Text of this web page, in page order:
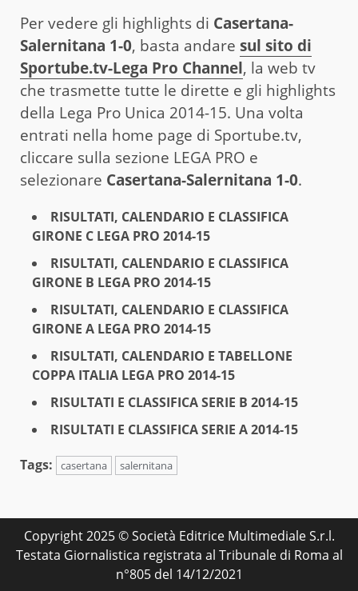
Per vedere gli highlights di Casertana-
Salernitana 1-0, basta andare sul sito di
Sportube.tv-Lega Pro Channel, la web tv
che trasmette tutte le dirette e gli highlights
della Lega Pro Unica 2014-15. Una volta
entrati nella home page di Sportube.tv,
cliccare sulla sezione LEGA PRO e
selezionare Casertana-Salernitana 1-0.
RISULTATI, CALENDARIO E CLASSIFICA
GIRONE C LEGA PRO 2014-15
RISULTATI, CALENDARIO E CLASSIFICA
GIRONE B LEGA PRO 2014-15
RISULTATI, CALENDARIO E CLASSIFICA
GIRONE A LEGA PRO 2014-15
RISULTATI, CALENDARIO E TABELLONE
COPPA ITALIA LEGA PRO 2014-15
RISULTATI E CLASSIFICA SERIE B 2014-15
RISULTATI E CLASSIFICA SERIE A 2014-15
Tags:
casertana salernitana
Copyright 2025 © Società Editrice Multimediale S.r.l.
Testata Giornalistica registrata al Tribunale di Roma al
n°805 del 14/12/2021